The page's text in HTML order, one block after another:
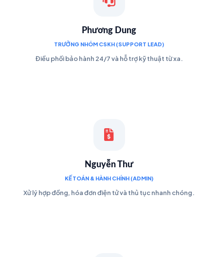
Phương Dung
TRƯỞNG NHÓM CSKH (SUPPORT LEAD)
Điều phối bảo hành 24/7 và hỗ trợ kỹ thuật từ xa.
Nguyễn Thư
KẾ TOÁN & HÀNH CHÍNH (ADMIN)
Xử lý hợp đồng, hóa đơn điện tử và thủ tục nhanh chóng.